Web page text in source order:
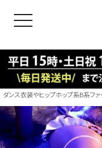
toggle navigation
ダンス衣装やヒップホップ系B系フ